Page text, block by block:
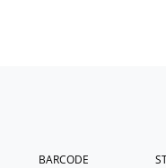
BARCODE